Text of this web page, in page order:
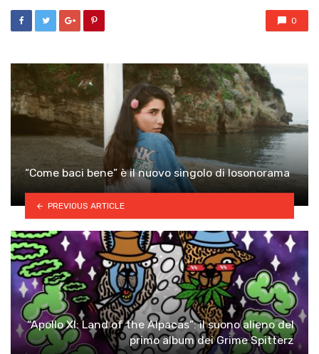
0
“Come baci bene” è il nuovo singolo di Iosonorama
PREVIOUS ARTICLE
“Apollo XI: Land of the Alpacas”: il suono alieno del
primo album dei Grime Spitterz